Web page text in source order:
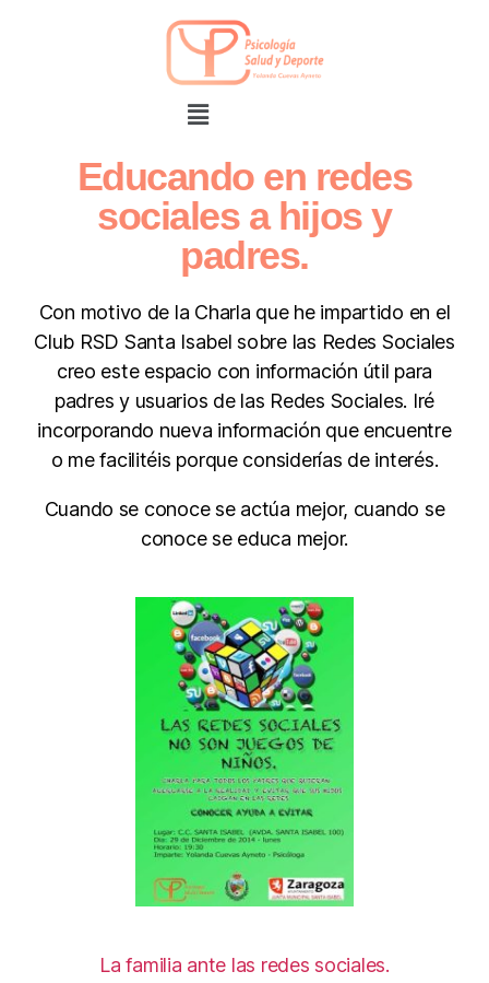
Educando en redes
sociales a hijos y
padres.
Con motivo de la Charla que he impartido en el
Club RSD Santa Isabel sobre las Redes Sociales
creo este espacio con información útil para
padres y usuarios de las Redes Sociales. Iré
incorporando nueva información que encuentre
o me facilitéis porque considerías de interés.
Cuando se conoce se actúa mejor, cuando se
conoce se educa mejor.
La familia ante las redes sociales.